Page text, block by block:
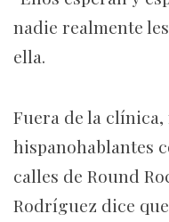
nadie realmente
ella.
Fuera de la clínica,
hispanohablantes
calles de Round
Rodríguez dice